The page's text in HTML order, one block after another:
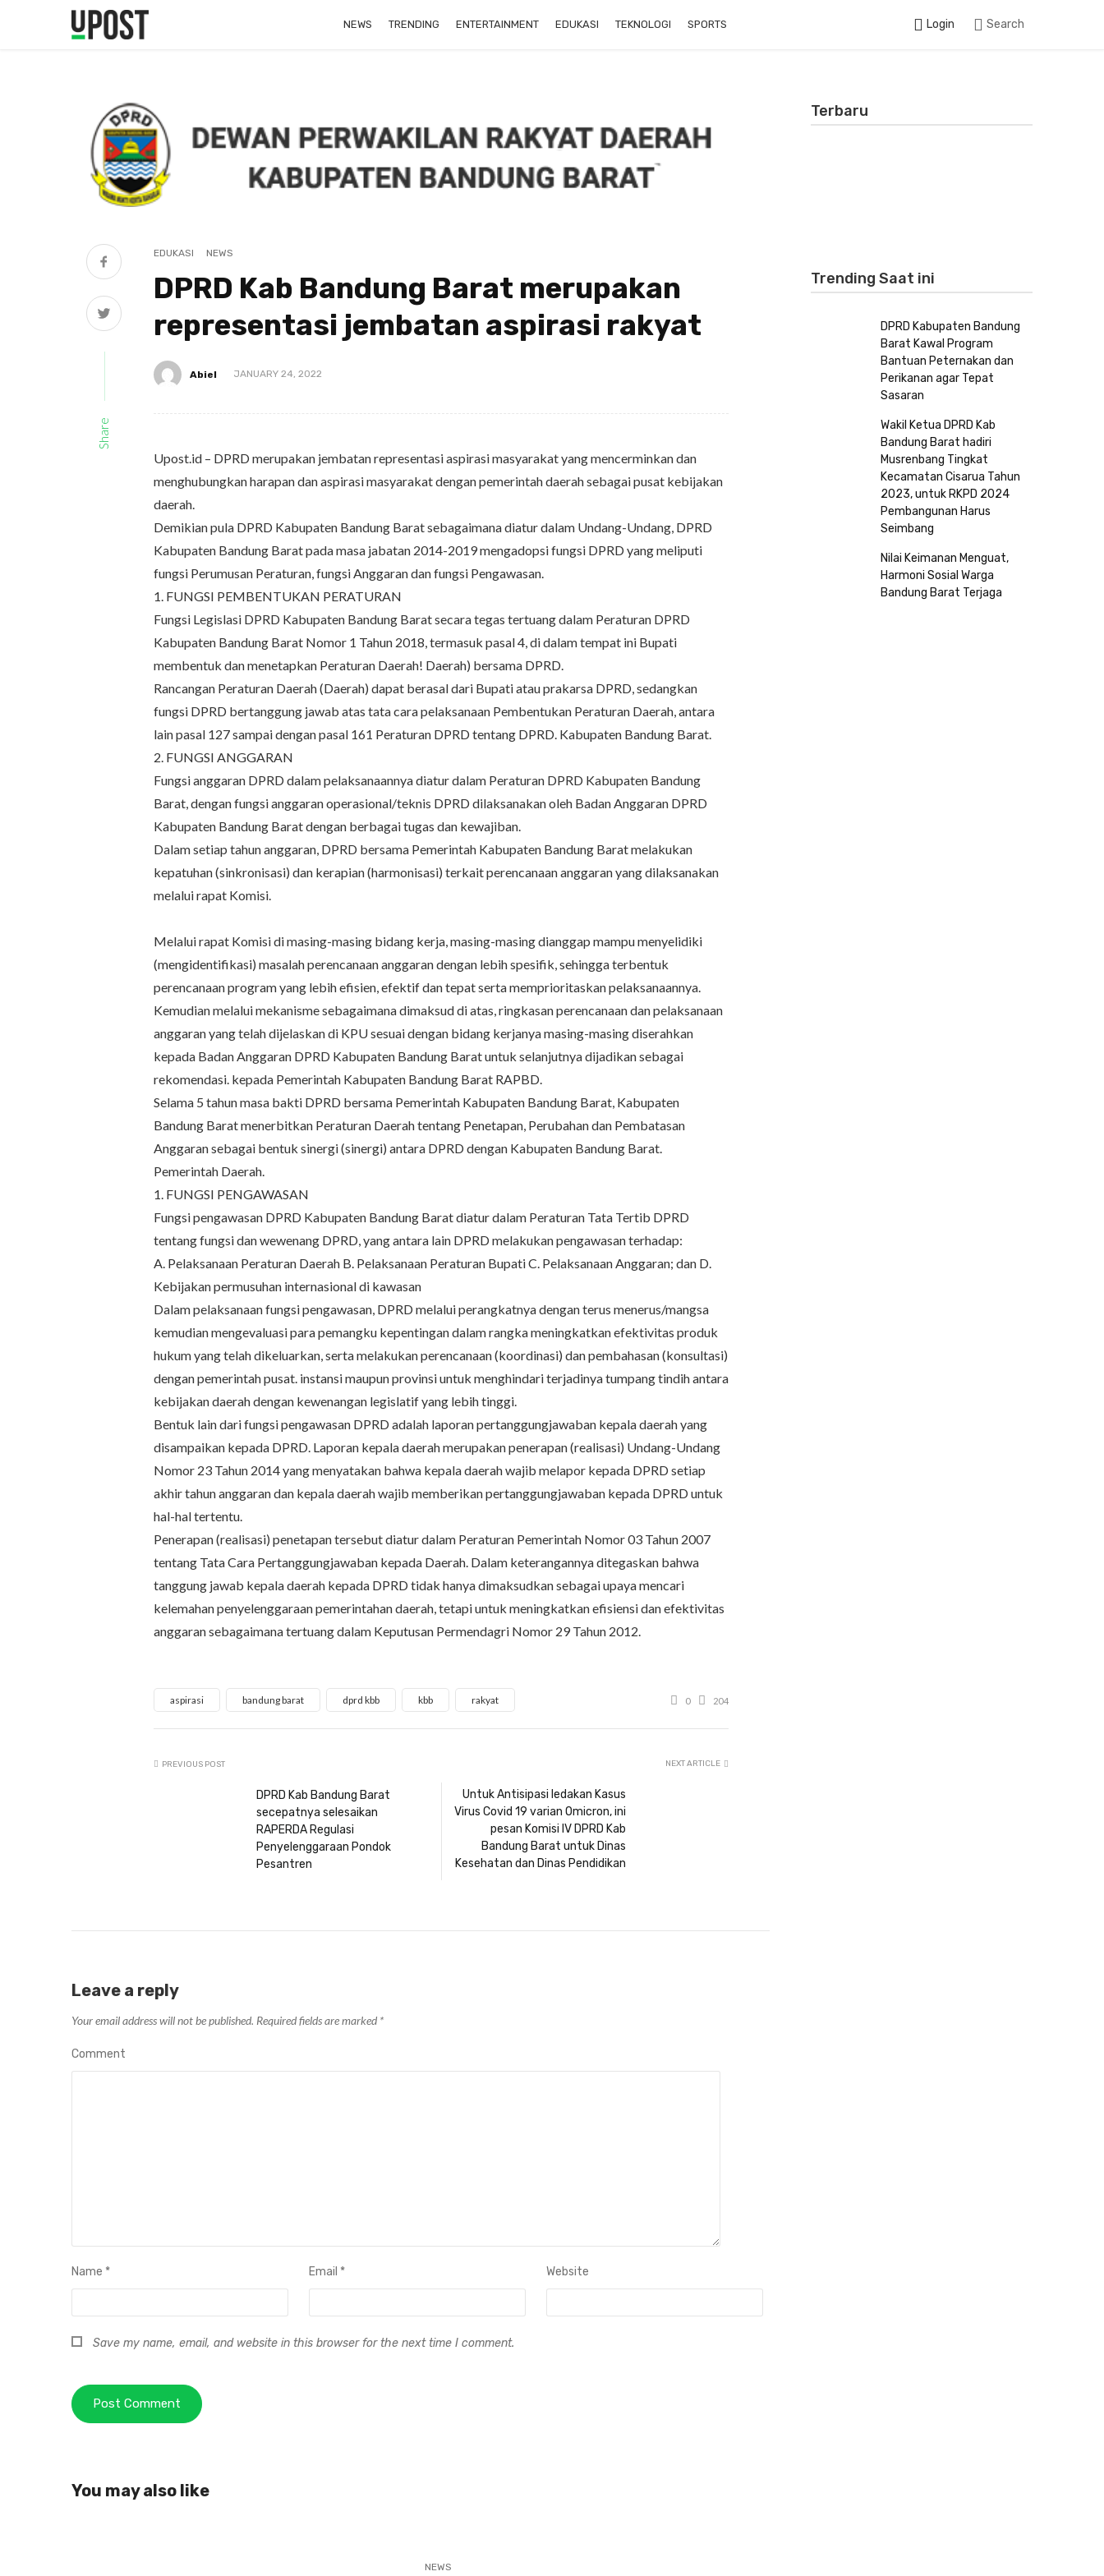
NEWS TRENDING ENTERTAINMENT EDUKASI TEKNOLOGI SPORTS Login Search
Share
EDUKASI NEWS
DPRD Kab Bandung Barat merupakan
representasi jembatan aspirasi rakyat
Abiel JANUARY 24, 2022
Upost.id – DPRD merupakan jembatan representasi aspirasi masyarakat yang mencerminkan dan
menghubungkan harapan dan aspirasi masyarakat dengan pemerintah daerah sebagai pusat kebijakan
daerah.
Demikian pula DPRD Kabupaten Bandung Barat sebagaimana diatur dalam Undang-Undang, DPRD
Kabupaten Bandung Barat pada masa jabatan 2014-2019 mengadopsi fungsi DPRD yang meliputi
fungsi Perumusan Peraturan, fungsi Anggaran dan fungsi Pengawasan.
1. FUNGSI PEMBENTUKAN PERATURAN
Fungsi Legislasi DPRD Kabupaten Bandung Barat secara tegas tertuang dalam Peraturan DPRD
Kabupaten Bandung Barat Nomor 1 Tahun 2018, termasuk pasal 4, di dalam tempat ini Bupati
membentuk dan menetapkan Peraturan Daerah! Daerah) bersama DPRD.
Rancangan Peraturan Daerah (Daerah) dapat berasal dari Bupati atau prakarsa DPRD, sedangkan
fungsi DPRD bertanggung jawab atas tata cara pelaksanaan Pembentukan Peraturan Daerah, antara
lain pasal 127 sampai dengan pasal 161 Peraturan DPRD tentang DPRD. Kabupaten Bandung Barat.
2. FUNGSI ANGGARAN
Fungsi anggaran DPRD dalam pelaksanaannya diatur dalam Peraturan DPRD Kabupaten Bandung
Barat, dengan fungsi anggaran operasional/teknis DPRD dilaksanakan oleh Badan Anggaran DPRD
Kabupaten Bandung Barat dengan berbagai tugas dan kewajiban.
Dalam setiap tahun anggaran, DPRD bersama Pemerintah Kabupaten Bandung Barat melakukan
kepatuhan (sinkronisasi) dan kerapian (harmonisasi) terkait perencanaan anggaran yang dilaksanakan
melalui rapat Komisi.
Melalui rapat Komisi di masing-masing bidang kerja, masing-masing dianggap mampu menyelidiki
(mengidentifikasi) masalah perencanaan anggaran dengan lebih spesifik, sehingga terbentuk
perencanaan program yang lebih efisien, efektif dan tepat serta memprioritaskan pelaksanaannya.
Kemudian melalui mekanisme sebagaimana dimaksud di atas, ringkasan perencanaan dan pelaksanaan
anggaran yang telah dijelaskan di KPU sesuai dengan bidang kerjanya masing-masing diserahkan
kepada Badan Anggaran DPRD Kabupaten Bandung Barat untuk selanjutnya dijadikan sebagai
rekomendasi. kepada Pemerintah Kabupaten Bandung Barat RAPBD.
Selama 5 tahun masa bakti DPRD bersama Pemerintah Kabupaten Bandung Barat, Kabupaten
Bandung Barat menerbitkan Peraturan Daerah tentang Penetapan, Perubahan dan Pembatasan
Anggaran sebagai bentuk sinergi (sinergi) antara DPRD dengan Kabupaten Bandung Barat.
Pemerintah Daerah.
1. FUNGSI PENGAWASAN
Fungsi pengawasan DPRD Kabupaten Bandung Barat diatur dalam Peraturan Tata Tertib DPRD
tentang fungsi dan wewenang DPRD, yang antara lain DPRD melakukan pengawasan terhadap:
A. Pelaksanaan Peraturan Daerah B. Pelaksanaan Peraturan Bupati C. Pelaksanaan Anggaran; dan D.
Kebijakan permusuhan internasional di kawasan
Dalam pelaksanaan fungsi pengawasan, DPRD melalui perangkatnya dengan terus menerus/mangsa
kemudian mengevaluasi para pemangku kepentingan dalam rangka meningkatkan efektivitas produk
hukum yang telah dikeluarkan, serta melakukan perencanaan (koordinasi) dan pembahasan (konsultasi)
dengan pemerintah pusat. instansi maupun provinsi untuk menghindari terjadinya tumpang tindih antara
kebijakan daerah dengan kewenangan legislatif yang lebih tinggi.
Bentuk lain dari fungsi pengawasan DPRD adalah laporan pertanggungjawaban kepala daerah yang
disampaikan kepada DPRD. Laporan kepala daerah merupakan penerapan (realisasi) Undang-Undang
Nomor 23 Tahun 2014 yang menyatakan bahwa kepala daerah wajib melapor kepada DPRD setiap
akhir tahun anggaran dan kepala daerah wajib memberikan pertanggungjawaban kepada DPRD untuk
hal-hal tertentu.
Penerapan (realisasi) penetapan tersebut diatur dalam Peraturan Pemerintah Nomor 03 Tahun 2007
tentang Tata Cara Pertanggungjawaban kepada Daerah. Dalam keterangannya ditegaskan bahwa
tanggung jawab kepala daerah kepada DPRD tidak hanya dimaksudkan sebagai upaya mencari
kelemahan penyelenggaraan pemerintahan daerah, tetapi untuk meningkatkan efisiensi dan efektivitas
anggaran sebagaimana tertuang dalam Keputusan Permendagri Nomor 29 Tahun 2012.
aspirasi bandung barat dprd kbb kbb rakyat 0 204
PREVIOUS POST
DPRD Kab Bandung Barat
secepatnya selesaikan
RAPERDA Regulasi
Penyelenggaraan Pondok
Pesantren
NEXT ARTICLE
Untuk Antisipasi ledakan Kasus
Virus Covid 19 varian Omicron, ini
pesan Komisi IV DPRD Kab
Bandung Barat untuk Dinas
Kesehatan dan Dinas Pendidikan
Leave a reply
Your email address will not be published. Required fields are marked *
Comment
Name * Email * Website
Save my name, email, and website in this browser for the next time I comment.
You may also like
NEWS
Terbaru
Trending Saat ini
DPRD Kabupaten Bandung
Barat Kawal Program
Bantuan Peternakan dan
Perikanan agar Tepat
Sasaran
Wakil Ketua DPRD Kab
Bandung Barat hadiri
Musrenbang Tingkat
Kecamatan Cisarua Tahun
2023, untuk RKPD 2024
Pembangunan Harus
Seimbang
Nilai Keimanan Menguat,
Harmoni Sosial Warga
Bandung Barat Terjaga